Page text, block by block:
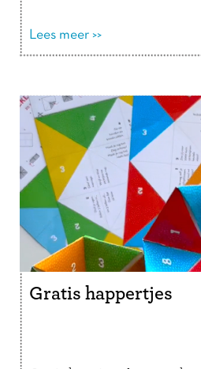
stapel Kletsmagazines aan
Organiseer je vanuit een
Lees meer >>
Gratis happertjes